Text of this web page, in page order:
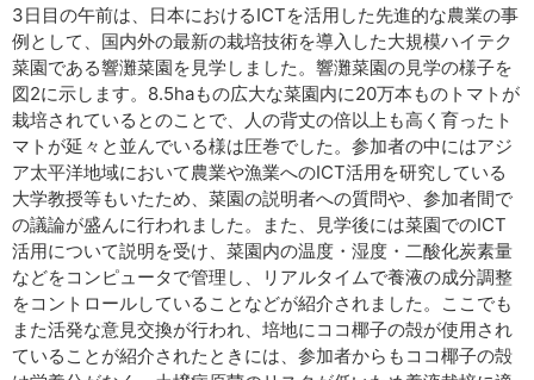
3日目の午前は、日本におけるICTを活用した先進的な農業の事
例として、国内外の最新の栽培技術を導入した大規模ハイテク
菜園である響灘菜園を見学しました。響灘菜園の見学の様子を
図2に示します。8.5haもの広大な菜園内に20万本ものトマトが
栽培されているとのことで、人の背丈の倍以上も高く育ったト
マトが延々と並んでいる様は圧巻でした。参加者の中にはアジ
ア太平洋地域において農業や漁業へのICT活用を研究している
大学教授等もいたため、菜園の説明者への質問や、参加者間で
の議論が盛んに行われました。また、見学後には菜園でのICT
活用について説明を受け、菜園内の温度・湿度・二酸化炭素量
などをコンピュータで管理し、リアルタイムで養液の成分調整
をコントロールしていることなどが紹介されました。ここでも
また活発な意見交換が行われ、培地にココ椰子の殻が使用され
ていることが紹介されたときには、参加者からもココ椰子の殻